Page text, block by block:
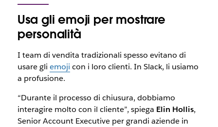
Usa gli emoji per mostrare
personalità
I team di vendita tradizionali spesso evitano di
usare gli emoji con i loro clienti. In Slack, li usiamo
a profusione.
“Durante il processo di chiusura, dobbiamo
interagire molto con il cliente”, spiega Elin Hollis,
Senior Account Executive per grandi aziende in